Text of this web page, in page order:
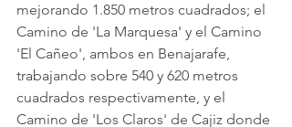
mejorando 1.850 metros cuadrados; el
Camino de 'La Marquesa' y el Camino
'El Cañeo', ambos en Benajarafe,
trabajando sobre 540 y 620 metros
cuadrados respectivamente, y el
Camino de 'Los Claros' de Cajiz donde